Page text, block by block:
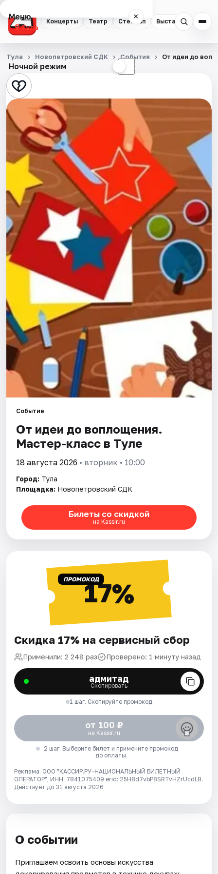
Концерты Театр Стендап Выставки
Меню ×
Тула
Концерты
Театр
Стендап
Выставки
Квесты
Экскурсии
Спорт
События
Города
Площадки
Рейтинги
Ночной режим ☾
Тула Новопетровский СДК События От идеи до
Событие
От идеи до воплощения.
Мастер-класс в Туле
18 августа 2026 • вторник • 10:00
Город: Тула
Площадка: Новопетровский СДК
Билеты со скидкой
на Kassir.ru
ПРОМОКОД17%
Скидка 17% на сервисный сбор
Применили: 2 248 раз Проверено: 1 минуту назад
адмитад
Скопировать
1 шаг. Скопируйте промокод
от 100 ₽
на Kassir.ru
2 шаг. Выберите билет и примените промокод
до оплаты
Реклама. ООО "КАССИР.РУ-НАЦИОНАЛЬНЫЙ БИЛЕТНЫЙ
ОПЕРАТОР", ИНН: 7841075409 erid: 25H8d7vbP8SRTvHZrUcdLB.
Действует до 31 августа 2026
О событии
Приглашаем освоить основы искусства